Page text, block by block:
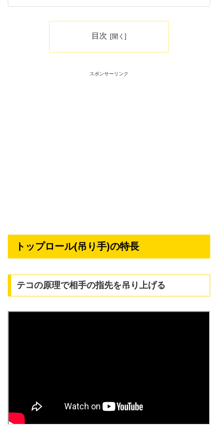
目次
スポンサーリンク
トップロール(吊り手)の特長
テコの原理で相手の指先を吊り上げる